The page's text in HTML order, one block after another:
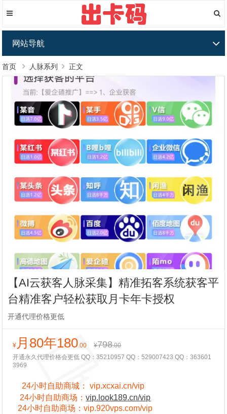
网站导航
首页 人脉系列 正文
【AI云获客人脉采集】精准拓客系统获客平
台精准客户轻松获取月卡年卡授权
开通代理价格更低
¥ 月80年180.00 ¥798.00
开通永久代理价格会更低 QQ：35210957 QQ：529007423 QQ：363601
3969
24小时自助商城：vip.xcxai.cn/vip
24小时自助商场：vip.look189.cn/vip
24小时自助商场：vip.920vps.com/vip